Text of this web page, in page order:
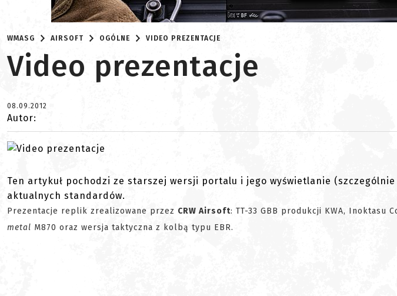
WMASG AIRSOFT OGÓLNE VIDEO PREZENTACJE
Video prezentacje
08.09.2012
Autor:
Ten artykuł pochodzi ze starszej wersji portalu i jego wyświetlanie
aktualnych standardów.
Prezentacje replik zrealizowane przez CRW Airsoft: TT-33 GBB produkcji KWA, Inoktasu
metal M870 oraz wersja taktyczna z kolbą typu EBR.